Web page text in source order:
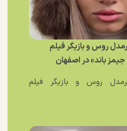
روس و بازیگر فیلم
باند» در اصفهان
روس و بازیگر فیلم